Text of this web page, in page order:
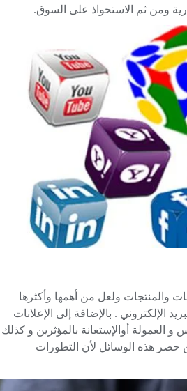
ومن ثم الاستحواذ على السوق.
والمنتجات ولعل من أهمها وأكثرها
الإلكتروني . بالإضافة إلى الإعلانات
و العمولة أوالإستعانة بالمؤثرين و كذلك
حصر هذه الوسائل لأن التطورات